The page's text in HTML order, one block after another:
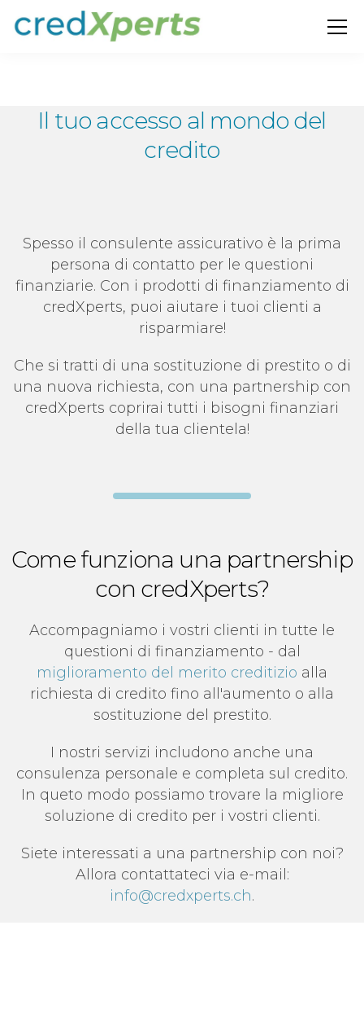
Il tuo accesso al mondo del
credito
Spesso il consulente assicurativo è la prima
persona di contatto per le questioni
finanziarie. Con i prodotti di finanziamento di
credXperts, puoi aiutare i tuoi clienti a
risparmiare!
Che si tratti di una sostituzione di prestito o di
una nuova richiesta, con una partnership con
credXperts coprirai tutti i bisogni finanziari
della tua clientela!
Come funziona una partnership
con credXperts?
Accompagniamo i vostri clienti in tutte le
questioni di finanziamento - dal
miglioramento del merito creditizio alla
richiesta di credito fino all'aumento o alla
sostituzione del prestito.
I nostri servizi includono anche una
consulenza personale e completa sul credito.
In queto modo possiamo trovare la migliore
soluzione di credito per i vostri clienti.
Siete interessati a una partnership con noi?
Allora contattateci via e-mail:
info@credxperts.ch.